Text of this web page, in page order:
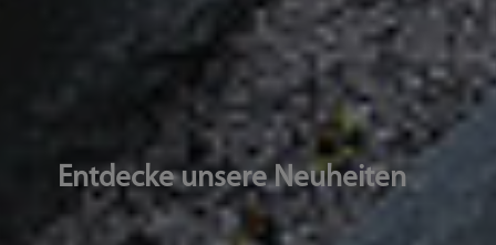
Entdecke unsere Neuheiten